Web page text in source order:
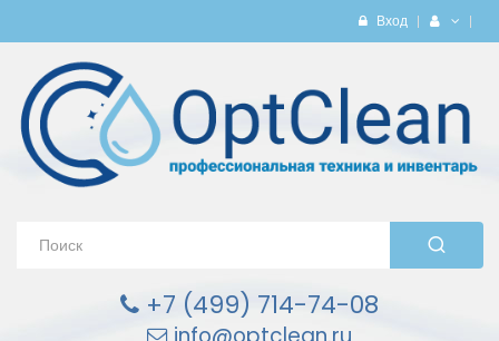
Вход
+7 (499) 714-74-08